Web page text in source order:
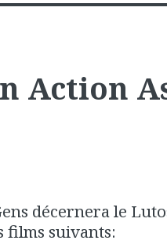
Action
décernera le
films suivants: